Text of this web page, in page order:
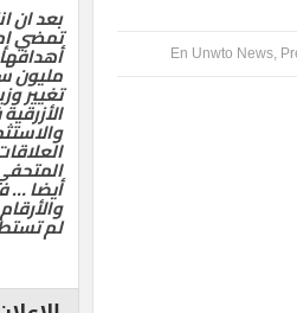
En
بعد ان انزاحت
تمضي إمارة
تغيير وزير ولا
الأزرقية في
والاستثمار
العلاقات
المتحفي
أيضا … فهل
والأرقام لا
لم تستطعه